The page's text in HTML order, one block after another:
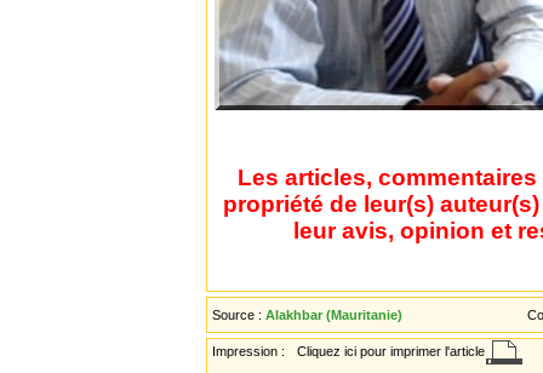
Les articles,
propriété de leur(s)
leur avis, opinion et
Source : Alakhbar (Mauritanie)
Impression : Cliquez ici pour imprimer l'article